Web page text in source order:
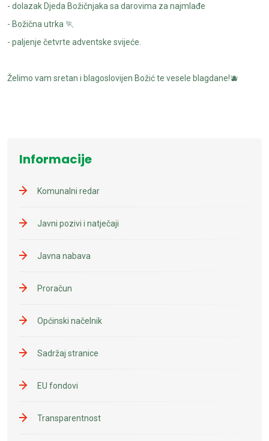
- dolazak Djeda Božičnjaka sa darovima za najmlađe
- Božična utrka 🏃
- paljenje četvrte adventske svijeće.
Želimo vam sretan i blagoslovijen Božić te vesele blagdane!🫐
Informacije
Komunalni redar
Javni pozivi i natječaji
Javna nabava
Proračun
Općinski načelnik
Sadržaj stranice
EU fondovi
Transparentnost